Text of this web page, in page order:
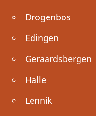
Drogenbos
Edingen
Geraardsbergen
Halle
Lennik